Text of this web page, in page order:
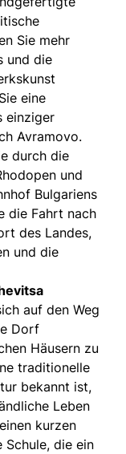
Sie mehr
und die
eine
einziger
Avramovo.
durch die
und
Bulgariens
die Fahrt nach
des Landes,
und die
auf den Weg
Dorf
Häusern zu
traditionelle
bekannt ist,
Leben
kurzen
Schule, die ein